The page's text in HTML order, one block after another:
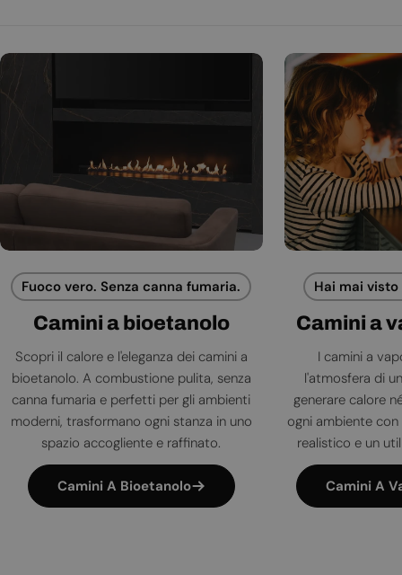
Fuoco vero. Senza canna fumaria.
Camini a bioetanolo
Scopri il calore e l'eleganza dei camini a
bioetanolo. A combustione pulita, senza
canna fumaria e perfetti per gli ambienti
moderni, trasformano ogni stanza in uno
spazio accogliente e raffinato.
Camini A Bioetanolo
Hai mai
Camini a
I camini a
l'atmosfera di
generare calore
ogni ambiente
realistico e un
Camini A